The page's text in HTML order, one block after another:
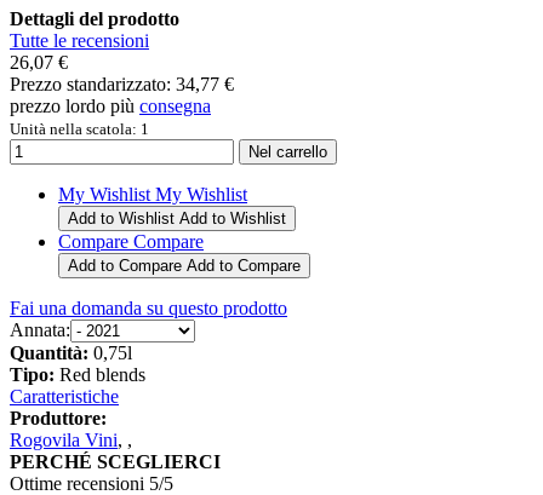
Dettagli del prodotto
Tutte le recensioni
26,07 €
Prezzo standarizzato: 34,77 €
prezzo lordo più consegna
Unità nella scatola: 1
My Wishlist My Wishlist
Add to Wishlist Add to Wishlist
Compare Compare
Add to Compare Add to Compare
Fai una domanda su questo prodotto
Annata:
Quantità: 0,75l
Tipo: Red blends
Caratteristiche
Produttore:
Rogovila Vini, ,
PERCHÉ SCEGLIERCI
Ottime recensioni 5/5